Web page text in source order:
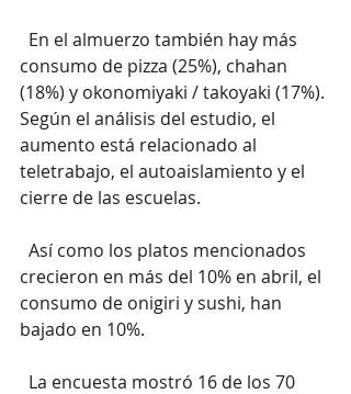
consumo de pizza (25%), chahan
(18%) y okonomiyaki / takoyaki (17%).
Según el análisis del estudio, el
aumento está relacionado al
teletrabajo, el autoaislamiento y el
cierre de las escuelas.
crecieron en más del 10% en abril, el
consumo de onigiri y sushi, han
bajado en 10%.